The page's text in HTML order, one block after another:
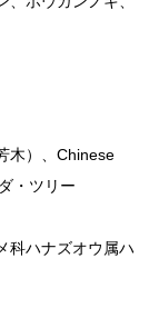
木）、Chinese
・ツリー
科ハナズオウ属ハ